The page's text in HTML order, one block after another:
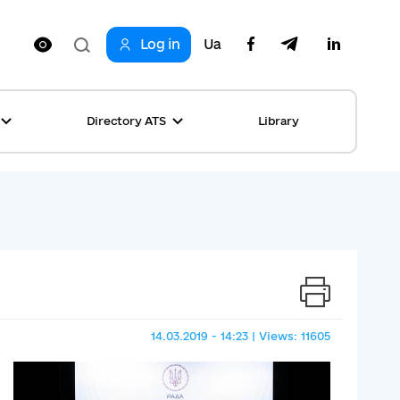
Log in Ua
Directory ATS Library
14.03.2019 - 14:23 | Views: 11605